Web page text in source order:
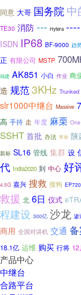
同意 大哥 国务院 中
TE30 消防 --- Hytera ----
ISDN IP68 BF-9000 趋
正 有限公司 MSTP
福建 AK851 小白 作业 商
造 规范3KHz Trunked
slr1000中继台 Massive
高 手持 走 年度 麻栗 One
SSHT 首批 办法 苹果 陕
新标 SL16 管线 集群 设
代 India2020 到 中心 好
4.5G 嘉兴 搜救 搜狗 EP720
救援 北 6日 仪式
程建设 300亿 沙龙 渗
商用 全国对讲机 交通
18.1亿 运维 购买 行将 12
产品中心
中继台
合路平台